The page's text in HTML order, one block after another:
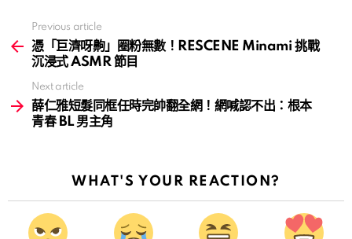
more
Previous article
憑「巨濟呀齁」圈粉無數！RESCENE Minami 挑戰
沉浸式 ASMR 節目
Next article
薛仁雅短髮同框任時完帥翻全網！網喊認不出：根本
青春 BL 男主角
WHAT'S YOUR REACTION?